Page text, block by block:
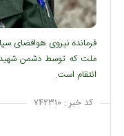
فرمانده نیروی هوافضای
ملت که توسط دشمن
انتقام است.
کد خبر : ۷۴۲۳۱۰